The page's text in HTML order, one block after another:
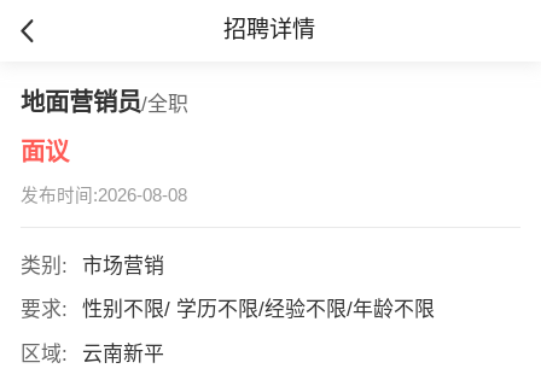
招聘详情
地面营销员/全职
面议
发布时间:2026-08-08
类别:
市场营销
要求:
性别不限/ 学历不限/经验不限/年龄不限
区域:
云南新平